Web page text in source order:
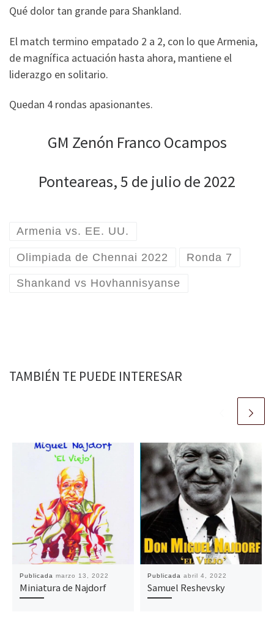
Qué dolor tan grande para Shankland.
El match termino empatado 2 a 2, con lo que Armenia,
de magnífica actuación hasta ahora, mantiene el
liderazgo en solitario.
Quedan 4 rondas apasionantes.
GM Zenón Franco Ocampos
Ponteareas, 5 de julio de 2022
Armenia vs. EE. UU.
Olimpiada de Chennai 2022 Ronda 7
Shankand vs Hovhannisyanse
TAMBIÉN TE PUEDE INTERESAR
Publicada marzo 13, 2022
Miniatura de Najdorf
Publicada abril 4, 2022
Samuel Reshevsky